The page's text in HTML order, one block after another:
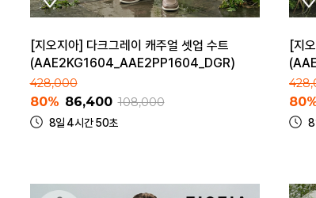
[지오지아] 다크그레이 캐주얼 셋업 수트
(AAE2KG1604_AAE2PP1604_DGR)
428,000
80% 86,400 108,000
8일 4시간 50초
[지
8